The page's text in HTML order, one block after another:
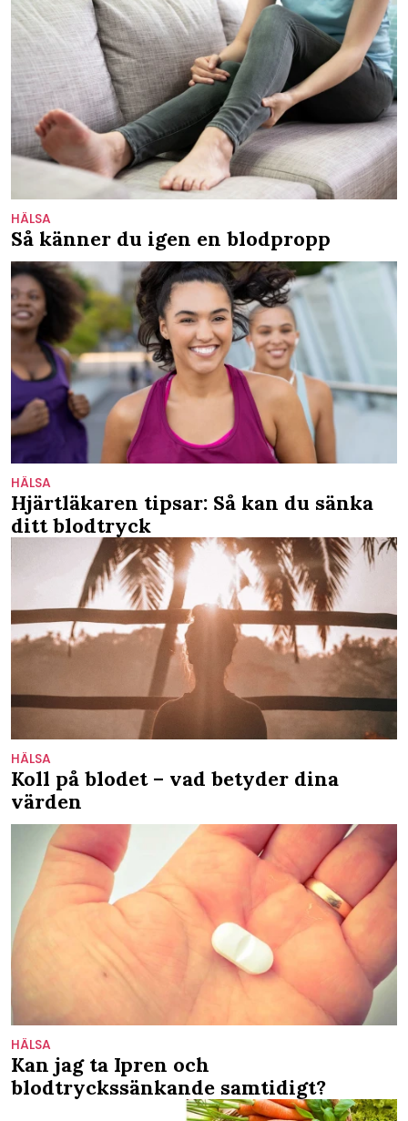
HÄLSA
Så känner du igen en blodpropp
HÄLSA
Hjärtläkaren tipsar: Så kan du sänka
ditt blodtryck
HÄLSA
Koll på blodet – vad betyder dina
värden
HÄLSA
Kan jag ta Ipren och
blodtryckssänkande samtidigt?